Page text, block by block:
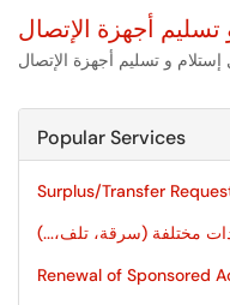
أجهزة الإتصال
و تسليم أجهزة الإتصال
Popular Services
Surplus/Transfer
مختلفة (سرقة، تلف،...)
Renewal of Sponsored